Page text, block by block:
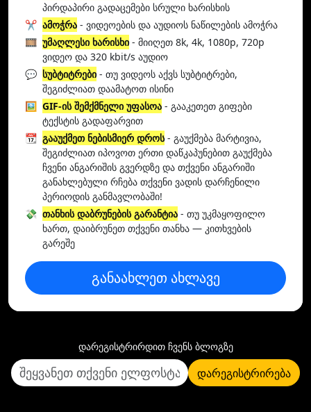
პირდაპირი გადაცემები სრული ხარისხის
✂️ ამოჭრა - ვიდეოების და აუდიოს ნაწილების ამოჭრა
🎞️ უმაღლესი ხარისხი - მიიღეთ 8k, 4k, 1080p, 720p
ვიდეო და 320 kbit/s აუდიო
💬 სუბტიტრები - თუ ვიდეოს აქვს სუბტიტრები,
შეგიძლიათ დაამატოთ ისინი
🖼️ GIF-ის შემქმნელი უფასოა - გააკეთეთ გიფები
ტექსტის გადაფარვით
📆 გააუქმეთ ნებისმიერ დროს- გაუქმება მარტივია,
შეგიძლიათ იპოვოთ ერთი დაწკაპუნებით გაუქმება
ჩვენი ანგარიშის გვერდზე და თქვენი ანგარიში
განახლებული რჩება თქვენი ვადის დარჩენილი
პერიოდის განმავლობაში!
💸 თანხის დაბრუნების გარანტია - თუ უკმაყოფილო
ხართ, დაიბრუნეთ თქვენი თანხა — კითხვების
გარეშე
განაახლეთ ახლავე
დარეგისტრირდით ჩვენს ბლოგზე
დარეგისტრირება